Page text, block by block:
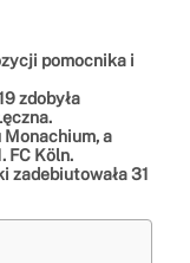
pomocnika i
zdobyła
Monachium, a
FC Köln.
zadebiutowała 31